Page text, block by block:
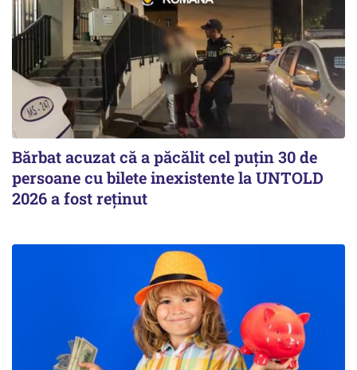
Bărbat acuzat că a păcălit cel puțin 30 de
persoane cu bilete inexistente la UNTOLD
2026 a fost reținut